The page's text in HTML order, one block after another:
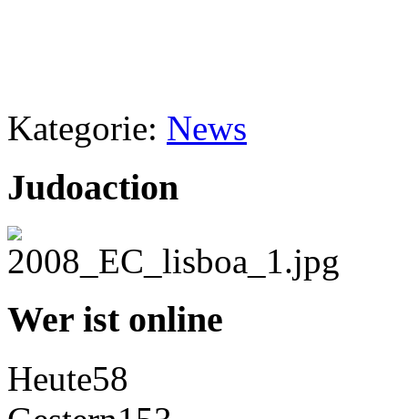
Kategorie: News
Judoaction
Wer ist online
Heute58